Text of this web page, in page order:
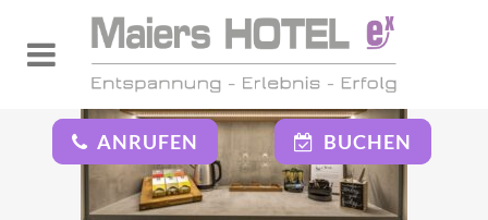
ANRUFEN BUCHEN